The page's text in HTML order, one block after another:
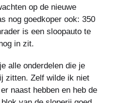
op de nieuwe
nog goedkoper ook: 350
is een sloopauto te
in zit.
alle onderdelen die je
zitten. Zelf wilde ik niet
naast hebben en heb de